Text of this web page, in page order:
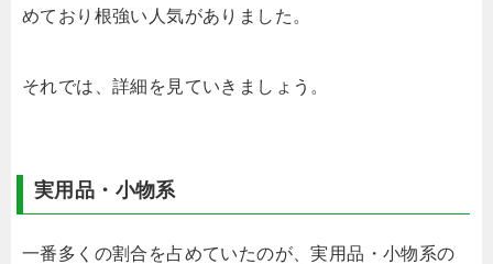
めており根強い人気がありました。
それでは、詳細を見ていきましょう。
実用品・小物系
一番多くの割合を占めていたのが、実用品・小物系の